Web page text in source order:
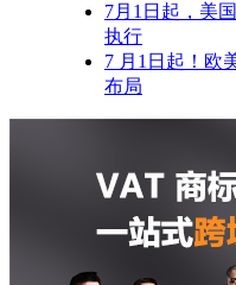
7月1日起，美
执行
7 月1日起！欧
布局